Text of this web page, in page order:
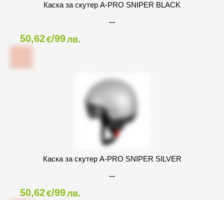
Каска за скутер A-PRO SNIPER BLACK
50,62€/99лв.
Каска за скутер A-PRO SNIPER SILVER
50,62€/99лв.